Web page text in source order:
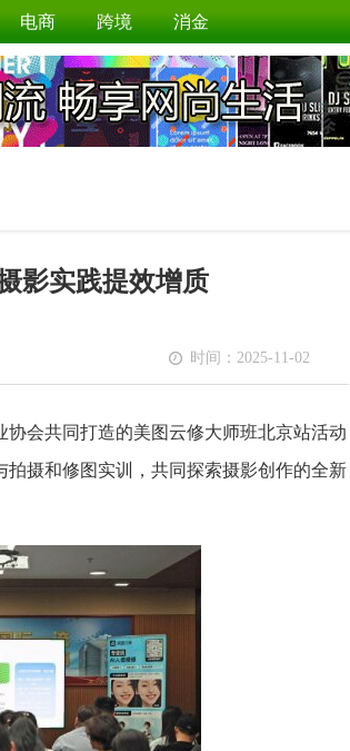
电商 跨境 消金
影实践提效增质
时间：2025-11-02
会共同打造的美图云修大师班北京站活动
摄和修图实训，共同探索摄影创作的全新